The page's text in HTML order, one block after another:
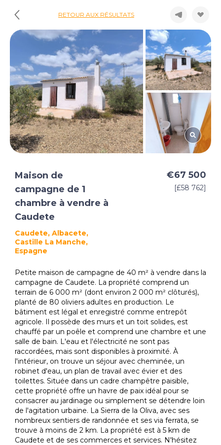
RETOUR AUX RÉSULTATS
Maison de
campagne de 1
chambre à vendre à
Caudete
Caudete, Albacete,
Castille La Manche,
Espagne
€67 500
[£58 762]
Petite maison de campagne de 40 m² à vendre dans la
campagne de Caudete. La propriété comprend un
terrain de 6 000 m² (dont environ 2 000 m² clôturés),
planté de 80 oliviers adultes en production. Le
bâtiment est légal et enregistré comme entrepôt
agricole. Il possède des murs et un toit solides, est
chauffé par un poêle et comprend une chambre et une
salle de bain. L'eau et l'électricité ne sont pas
raccordées, mais sont disponibles à proximité. À
l'intérieur, on trouve un séjour avec cheminée, un
robinet d'eau, un plan de travail avec évier et des
toilettes. Située dans un cadre champêtre paisible,
cette propriété offre un havre de paix idéal pour se
consacrer au jardinage ou simplement se détendre loin
de l'agitation urbaine. La Sierra de la Oliva, avec ses
nombreux sentiers de randonnée et ses via ferrata, se
trouve à moins de 2 km. La propriété est à 5 km de
Caudete et de ses commerces et services. N'hésitez